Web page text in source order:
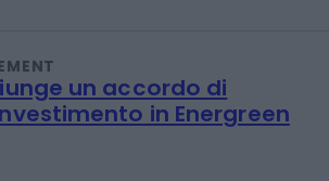
un accordo di
in Energreen